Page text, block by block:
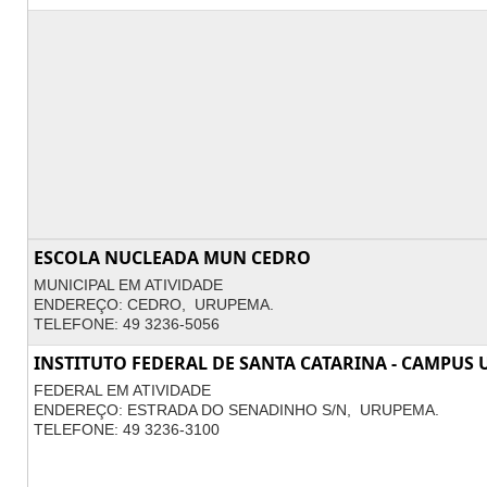
ESCOLA NUCLEADA MUN CEDRO
MUNICIPAL EM ATIVIDADE
ENDEREÇO: CEDRO, URUPEMA.
TELEFONE: 49 3236-5056
INSTITUTO FEDERAL DE SANTA CATARINA - CAMPUS
FEDERAL EM ATIVIDADE
ENDEREÇO: ESTRADA DO SENADINHO S/N, URUPEMA.
TELEFONE: 49 3236-3100